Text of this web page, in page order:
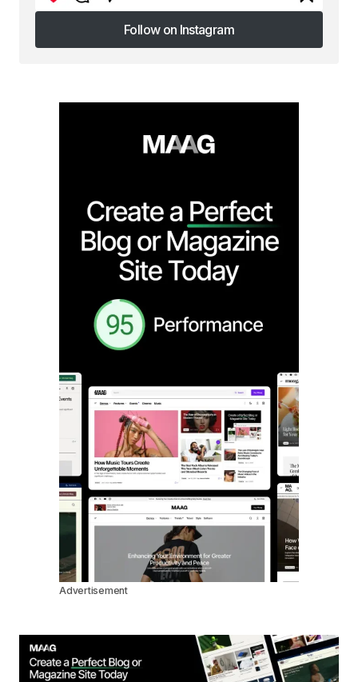
Follow on Instagram
Follow on Instagram
Advertisement